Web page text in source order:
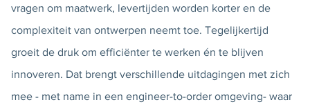
vragen om maatwerk, levertijden worden korter en de
complexiteit van ontwerpen neemt toe. Tegelijkertijd
groeit de druk om efficiënter te werken én te blijven
innoveren. Dat brengt verschillende uitdagingen met zich
mee - met name in een engineer-to-order omgeving- waar